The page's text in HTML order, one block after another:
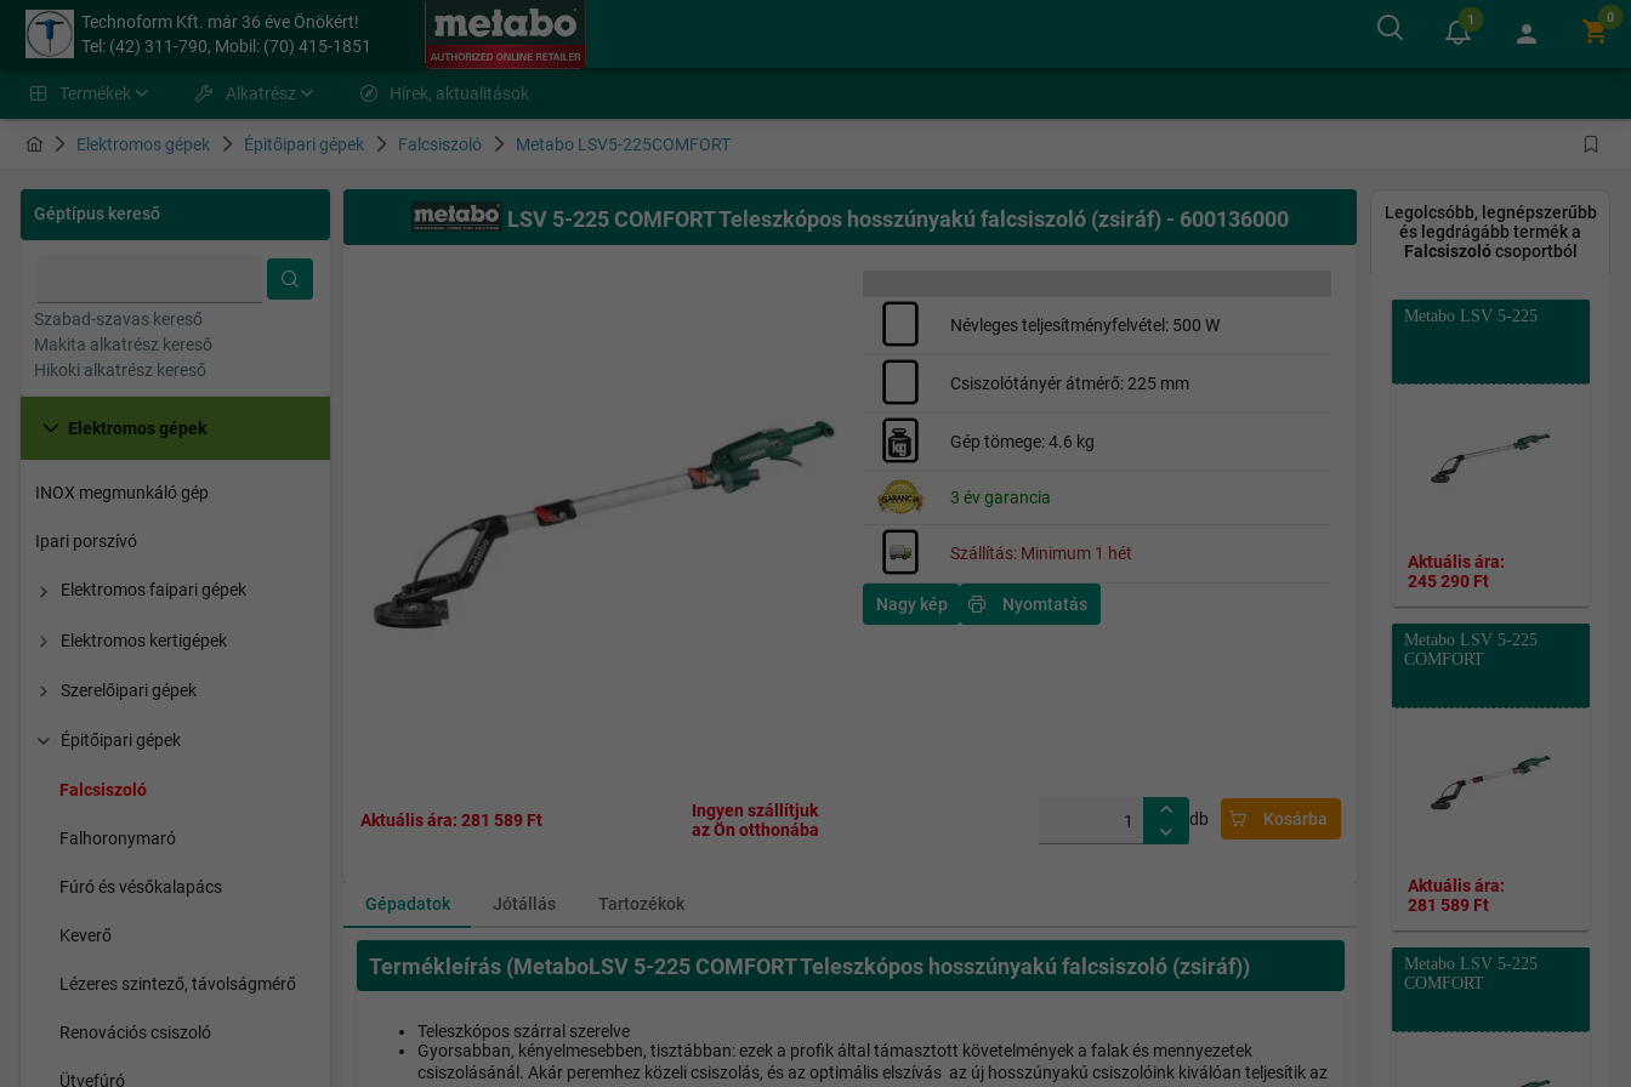
Technoform Kft. már 36 éve Önökért!
Tel: (42) 311-790, Mobil: (70) 415-1851
1 person
0
shopping_cart
Termékek Alkatrész Hírek, aktualitások
Elektromos gépek Épitőipari gépek Falcsiszoló Metabo LSV5-225COMFORT
Géptípus kereső
Szabad-szavas kereső
Makita alkatrész kereső
Hikoki alkatrész kereső
Elektromos gépek
INOX megmunkáló gép
Ipari porszívó
Elektromos faipari gépek
Elektromos kertigépek
Szerelőipari gépek
Épitőipari gépek
Falcsiszoló
Falhoronymaró
Fúró és vésőkalapács
Keverő
Lézeres szintező, távolságmérő
Renovációs csiszoló
Ütvefúró
LSV 5-225 COMFORT Teleszkópos hosszúnyakú falcsiszoló (zsiráf) - 600136000
Névleges teljesítményfelvétel: 500 W
Csiszolótányér átmérő: 225 mm
Gép tömege: 4.6 kg
3 év garancia
Szállítás: Minimum 1 hét
Nagy kép Nyomtatás
Aktuális ára: 281 589 Ft
Ingyen szállítjuk
az Ön otthonába
db Kosárba
Gépadatok Jótállás Tartozékok
Termékleírás (MetaboLSV 5-225 COMFORT Teleszkópos hosszúnyakú falcsiszoló (zsiráf))
Teleszkópos szárral szerelve
Gyorsabban, kényelmesebben, tisztábban: ezek a profik által támasztott követelmények a falak és mennyezetek
csiszolásánál. Akár peremhez közeli csiszolás, és az optimális elszívás  az új hosszúnyakú csiszolóink kiválóan teljesítik az
Legolcsóbb, legnépszerűbb
és legdrágább termék a
Falcsiszolócsoportból
Metabo LSV 5-225
Aktuális ára:
245 290 Ft
Metabo LSV 5-225
COMFORT
Aktuális ára:
281 589 Ft
Metabo LSV 5-225
COMFORT